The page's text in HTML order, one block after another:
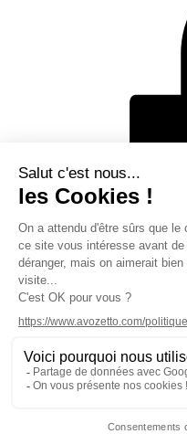
Mentions légales
Politique de protection
CGV